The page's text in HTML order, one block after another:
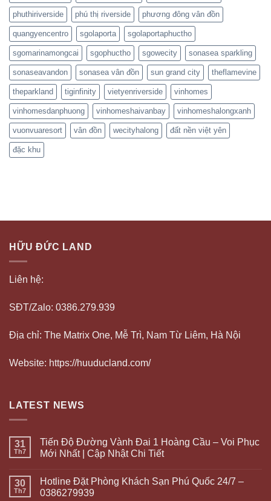
phuthiriverside phú thị riverside phương đông vân đồn
quangyencentro sgolaporta sgolaportaphuctho
sgomarinamongcai sgophuctho sgowecity sonasea sparkling
sonaseavandon sonasea vân đồn sun grand city theflamevine
theparkland tiginfinity vietyenriverside vinhomes
vinhomesdanphuong vinhomeshaivanbay vinhomeshalongxanh
vuonvuaresort vân đồn wecityhalong đất nền việt yên
đặc khu
HỮU ĐỨC LAND
Liên hệ:
SĐT/Zalo: 0386.279.939
Địa chỉ: The Matrix One, Mễ Trì, Nam Từ Liêm, Hà Nội
Website: https://huuducland.com/
LATEST NEWS
31
Th7
Tiến Độ Đường Vành Đai 1 Hoàng Cầu – Voi Phục
Mới Nhất | Cập Nhật Chi Tiết
30
Th7
Hotline Đặt Phòng Khách Sạn Phú Quốc 24/7 –
0386279939